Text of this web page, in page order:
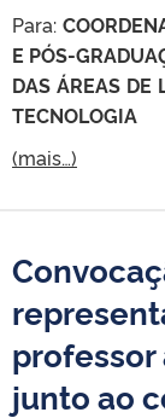
Para:
E PÓS-
DAS ÁREAS DE
TECNOLOGIA
(mais…)
junto ao